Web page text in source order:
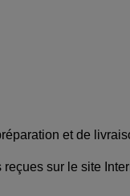
et de
sur le site